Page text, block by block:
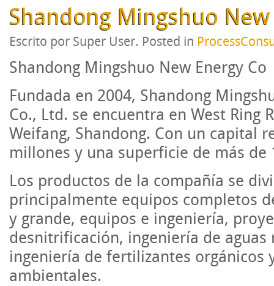
Shandong Mingshuo New
Escrito por Super User. Posted in
Shandong Mingshuo New Energy Co
Fundada en 2004, Shandong
Co., Ltd. se encuentra en West Ring
Weifang, Shandong. Con un capital
millones y una superficie de más de
Los productos de la compañía se
principalmente equipos completos
y grande, equipos e ingeniería,
desnitrificación, ingeniería de aguas
ingeniería de fertilizantes orgánicos
ambientales.